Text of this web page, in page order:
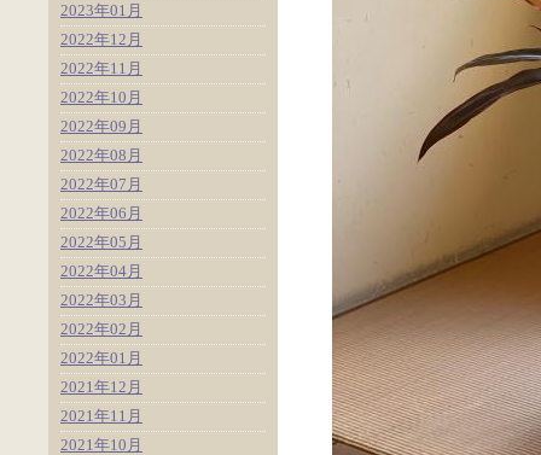
2023年01月
2022年12月
2022年11月
2022年10月
2022年09月
2022年08月
2022年07月
2022年06月
2022年05月
2022年04月
2022年03月
2022年02月
2022年01月
2021年12月
2021年11月
2021年10月